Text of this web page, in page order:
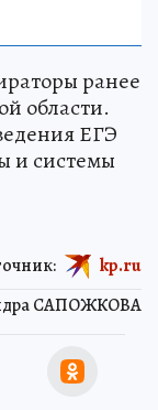
ранее
области.
ЕГЭ
и системы
САПОЖКОВА
kp.ru